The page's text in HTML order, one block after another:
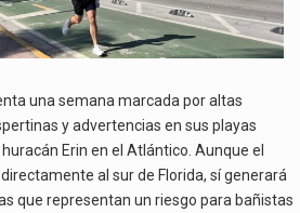
TARDE
Y
OLEAJE
PELIGROSO
EN
LAS
PLAYAS
una semana marcada por altas
y advertencias en sus playas
Erin en el Atlántico. Aunque el
al sur de Florida, sí generará
que representan un riesgo para bañistas